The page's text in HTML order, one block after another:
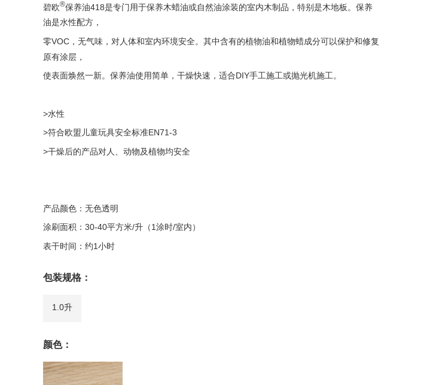
碧欧®保养油418是专门用于保养木蜡油或自然油涂装的室内木制品，特别是木地板。保养
油是水性配方，
零VOC，无气味，对人体和室内环境安全。其中含有的植物油和植物蜡成分可以保护和修复
原有涂层，
使表面焕然一新。保养油使用简单，干燥快速，适合DIY手工施工或抛光机施工。
>水性
>符合欧盟儿童玩具安全标准EN71-3
>干燥后的产品对人、动物及植物均安全
产品颜色：无色透明
涂刷面积：30-40平方米/升（1涂时/室内）
表干时间：约1小时
包装规格：
1.0升
颜色：